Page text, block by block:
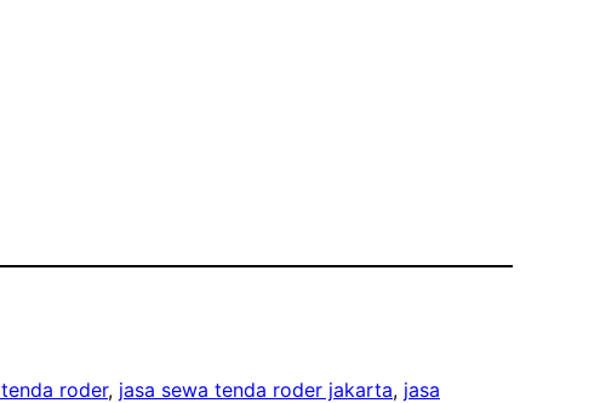
roder, jasa sewa tenda roder jakarta, jasa